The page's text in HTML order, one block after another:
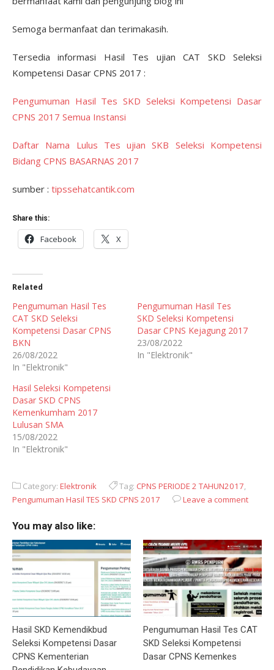
Semoga bermanfaat dan terimakasih.
Tersedia informasi Hasil Tes ujian CAT SKD Seleksi
Kompetensi Dasar CPNS 2017 :
Pengumuman Hasil Tes SKD Seleksi Kompetensi Dasar
CPNS 2017 Semua Instansi
Daftar Nama Lulus Tes ujian SKB Seleksi Kompetensi
Bidang CPNS BASARNAS 2017
sumber : tipssehatcantik.com
Share this:
Facebook X
Related
Pengumuman Hasil Tes
CAT SKD Seleksi
Kompetensi Dasar CPNS
BKN
26/08/2022
In "Elektronik"
Pengumuman Hasil Tes
SKD Seleksi Kompetensi
Dasar CPNS Kejagung 2017
23/08/2022
In "Elektronik"
Hasil Seleksi Kompetensi
Dasar SKD CPNS
Kemenkumham 2017
Lulusan SMA
15/08/2022
In "Elektronik"
Category: Elektronik Tag: CPNS PERIODE 2 TAHUN2017,
Pengumuman Hasil TES SKD CPNS 2017
Leave a comment
You may also like:
Hasil SKD Kemendikbud
Seleksi Kompetensi Dasar
CPNS Kementerian
Pengumuman Hasil Tes CAT
SKD Seleksi Kompetensi
Dasar CPNS Kemenkes